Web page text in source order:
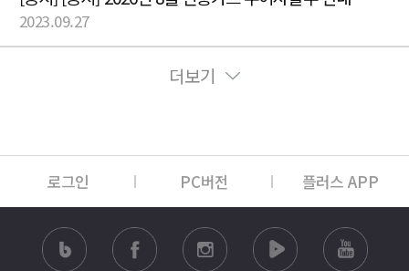
2023.09.27
더보기
로그인 PC버전 플러스 APP